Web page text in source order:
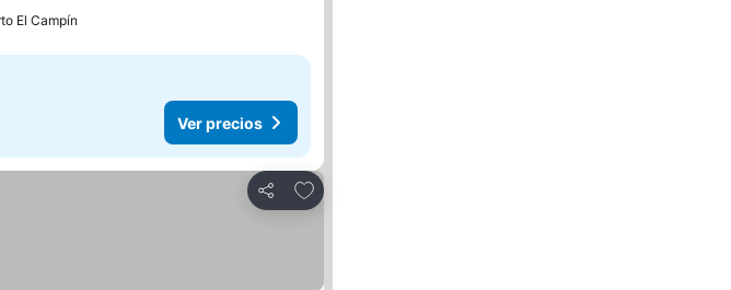
El Campín
Ver precios
Compartir
Agregar a favoritos